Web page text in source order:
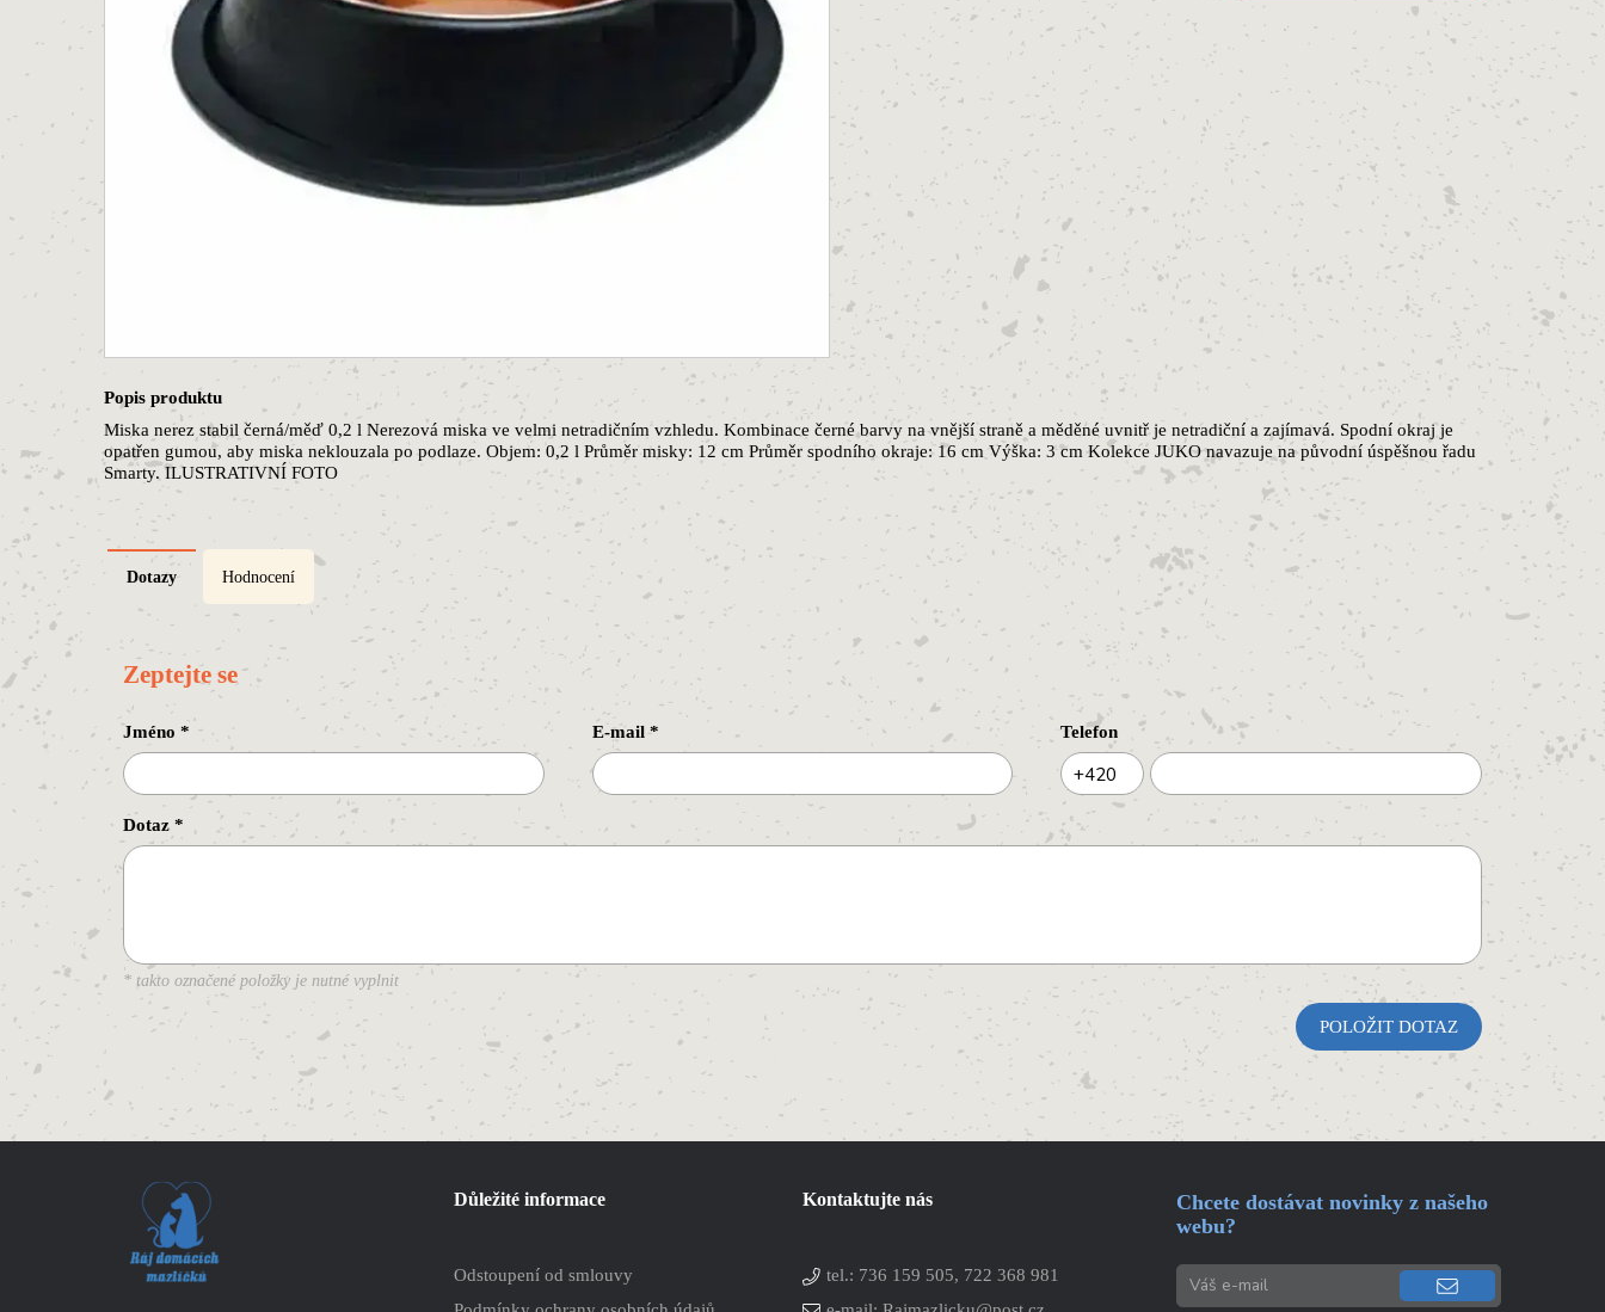
Popis produktu
Miska nerez stabil černá/měď 0,2 l Nerezová miska ve velmi netradičním vzhledu. Kombinace černé barvy na vnější straně a měděné uvnitř je netradiční a zajímavá. Spodní okraj je
opatřen gumou, aby miska neklouzala po podlaze. Objem: 0,2 l Průměr misky: 12 cm Průměr spodního okraje: 16 cm Výška: 3 cm Kolekce JUKO navazuje na původní úspěšnou řadu
Smarty. ILUSTRATIVNÍ FOTO
Dotazy Hodnocení
Zeptejte se
Jméno * E-mail* Telefon
+420
Dotaz *
* takto označené položky je nutné vyplnit
Důležité informace
Odstoupení od smlouvy
Kontaktujte nás
tel.: 736 159 505, 722 368 981
Chcete dostávat novinky z našeho
webu?